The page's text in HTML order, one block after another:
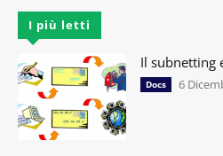
I più letti
Il subnetting
Docs 6